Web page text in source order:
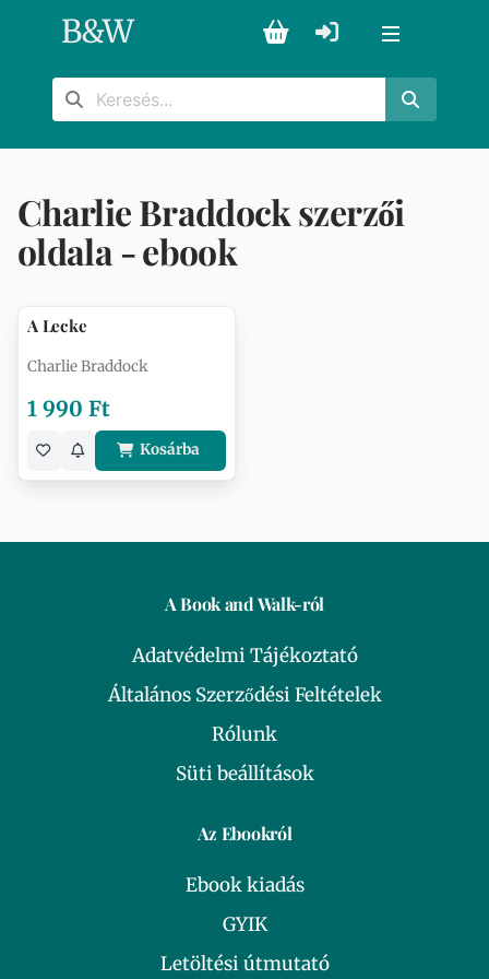
B&W
Charlie Braddock szerzői
oldala - ebook
A Lecke
Charlie Braddock
1 990 Ft
Kosárba
A Book and Walk-ról
Adatvédelmi Tájékoztató
Általános Szerződési Feltételek
Rólunk
Süti beállítások
Az Ebookról
Ebook kiadás
GYIK
Letöltési útmutató